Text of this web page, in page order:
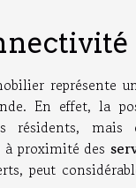
représente
En effet, la
résidents,
à proximité des
peut